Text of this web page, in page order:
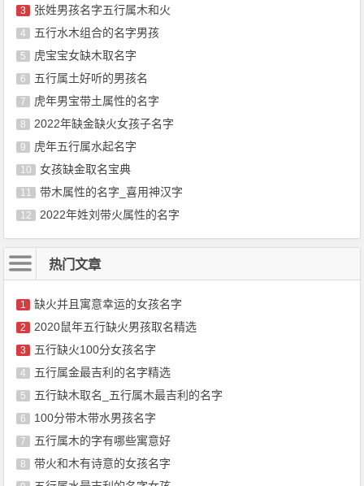
3 张姓男孩名字五行属木和火
4 五行水木组合的名字男孩
5 虎宝宝女缺木取名字
6 五行属土好听的男孩名
7 虎年男宝带土属性的名字
8 2022年缺金缺火女孩子名字
9 虎年五行属水起名字
10 女孩缺金取名宝典
11 带木属性的名字_喜用神汉字
12 2022年姓刘带火属性的名字
热门文章
1 缺火并且寓意幸运的女孩名字
2 2020鼠年五行缺火男孩取名精选
3 五行缺火100分女孩名字
4 五行属金最吉利的名字精选
5 五行缺木取名_五行属木最吉利的名字
6 100分带木带水男孩名字
7 五行属木的字有哪些寓意好
8 带火和木有诗意的女孩名字